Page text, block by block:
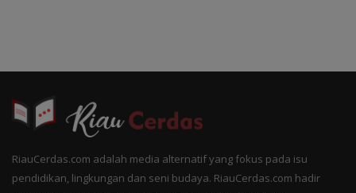
RiauCerdas.com adalah media alternatif yang fokus pada isu
pendidikan, lingkungan dan seni budaya. RiauCerdas.com hadir